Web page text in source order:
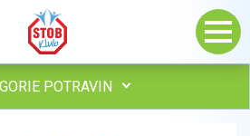
POTRAVIN